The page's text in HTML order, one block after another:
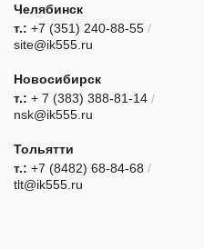
Челябинск
т.: +7 (351) 240-88-55 /
site@ik555.ru
Новосибирск
т.: + 7 (383) 388-81-14 /
nsk@ik555.ru
Тольятти
т.: +7 (8482) 68-84-68 /
tlt@ik555.ru